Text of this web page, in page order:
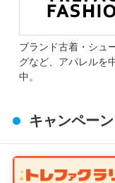
ブランド古着・シュ
グなど、アパレルを
中。
キャンペー